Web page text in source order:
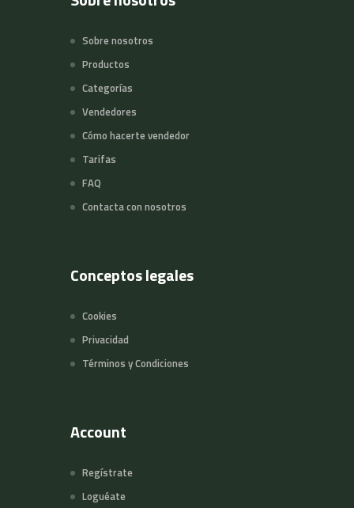
Sobre nosotros
Productos
Categorías
Vendedores
Cómo hacerte vendedor
Tarifas
FAQ
Contacta con nosotros
Conceptos legales
Cookies
Privacidad
Términos y Condiciones
Account
Regístrate
Loguéate